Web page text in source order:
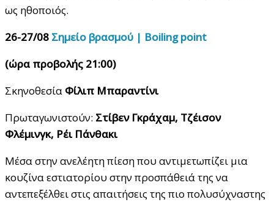
ως ηθοποιός.
26-27/08 Σημείο βρασμού | Βoiling point
(ώρα προβολής 21:00)
Σκηνοθεσία Φίλιπ Μπαραντίνι
Πρωταγωνιστούν: Στίβεν Γκράχαμ, Τζέισον
Φλέμινγκ, Ρέι Πάνθακι
Μέσα στην ανελέητη πίεση που αντιμετωπίζει μια
κουζίνα εστιατορίου στην προσπάθειά της να
αντεπεξέλθει στις απαιτήσεις της πιο πολυσύχναστης